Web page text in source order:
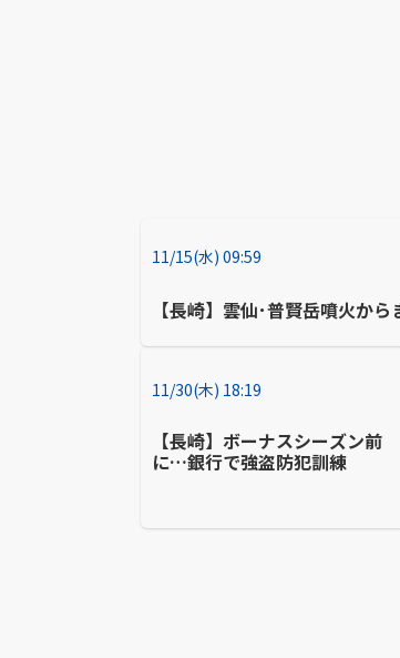
11/15(水) 09:59
【長崎】雲仙･普賢岳噴火か
11/30(木) 18:19
【長崎】ボーナスシーズン前
に…銀行で強盗防犯訓練